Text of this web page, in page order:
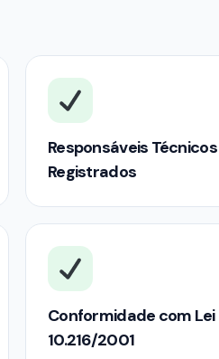
Responsáveis Técnicos
Registrados
Conformidade com Lei
10.216/2001